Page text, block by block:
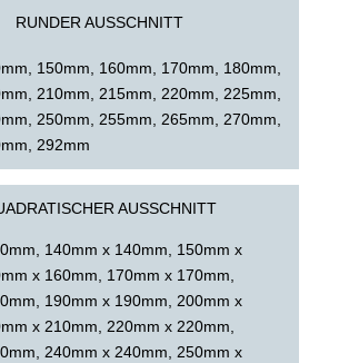
RUNDER AUSSCHNITT
150mm, 160mm, 170mm, 180mm,
210mm, 215mm, 220mm, 225mm,
250mm, 255mm, 265mm, 270mm,
292mm
AUSSCHNITT
140mm x 140mm, 150mm x
x 160mm, 170mm x 170mm,
190mm x 190mm, 200mm x
x 210mm, 220mm x 220mm,
240mm x 240mm, 250mm x